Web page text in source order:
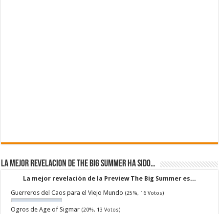
La mejor revelacion de The Big Summer ha sido…
La mejor revelación de la Preview The Big Summer es...
Guerreros del Caos para el Viejo Mundo (25%, 16 Votos)
Ogros de Age of Sigmar (20%, 13 Votos)